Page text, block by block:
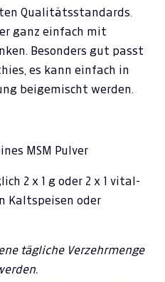
Qualitätsstandards.
ganz einfach mit
Besonders gut passt
es kann einfach in
beigemischt werden.
MSM Pulver
2 x 1 g oder 2 x 1 vital-
Kaltspeisen oder
tägliche Verzehrmenge